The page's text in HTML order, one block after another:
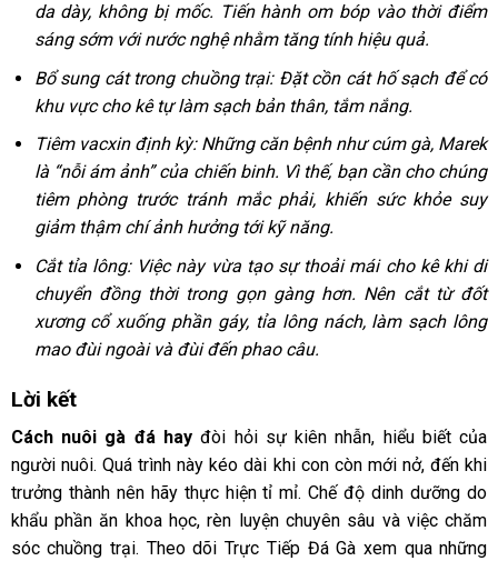
da dày, không bị mốc. Tiến hành om bóp vào thời điểm
sáng sớm với nước nghệ nhằm tăng tính hiệu quả.
Bổ sung cát trong chuồng trại: Đặt cồn cát hố sạch để có
khu vực cho kê tự làm sạch bản thân, tắm nắng.
Tiêm vacxin định kỳ: Những căn bệnh như cúm gà, Marek
là “nỗi ám ảnh” của chiến binh. Vì thế, bạn cần cho chúng
tiêm phòng trước tránh mắc phải, khiến sức khỏe suy
giảm thậm chí ảnh hưởng tới kỹ năng.
Cắt tỉa lông: Việc này vừa tạo sự thoải mái cho kê khi di
chuyển đồng thời trong gọn gàng hơn. Nên cắt từ đốt
xương cổ xuống phần gáy, tỉa lông nách, làm sạch lông
mao đùi ngoài và đùi đến phao câu.
Lời kết
Cách nuôi gà đá hayđòi hỏi sự kiên nhẫn, hiểu biết của
người nuôi. Quá trình này kéo dài khi con còn mới nở, đến khi
trưởng thành nên hãy thực hiện tỉ mỉ. Chế độ dinh dưỡng do
khẩu phần ăn khoa học, rèn luyện chuyên sâu và việc chăm
sóc chuồng trại. Theo dõi Trực Tiếp Đá Gà xem qua những